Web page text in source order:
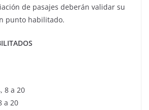
de pasajes deberán validar su
punto habilitado.
8 a 20
a 20